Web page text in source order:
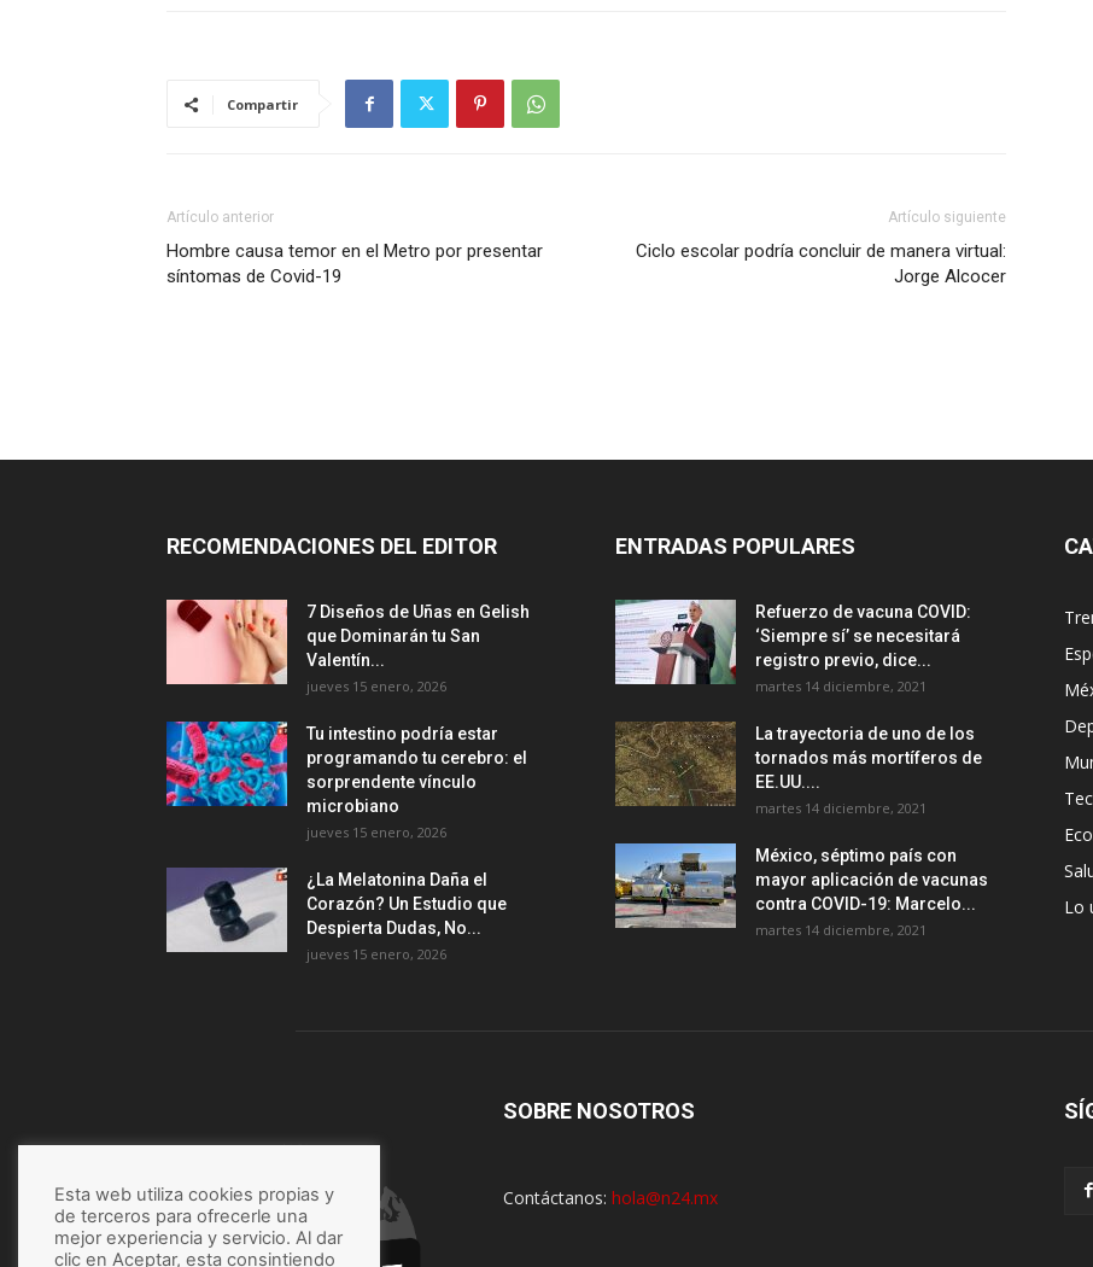
Compartir
Artículo anterior
Hombre causa temor en el Metro por presentar
síntomas de Covid-19
Artículo siguiente
Ciclo escolar podría concluir de manera virtual:
Jorge Alcocer
RECOMENDACIONES DEL EDITOR
7 Diseños de Uñas en Gelish
que Dominarán tu San
Valentín...
jueves 15 enero, 2026
Tu intestino podría estar
programando tu cerebro: el
sorprendente vínculo
microbiano
jueves 15 enero, 2026
¿La Melatonina Daña el
Corazón? Un Estudio que
Despierta Dudas, No...
jueves 15 enero, 2026
ENTRADAS POPULARES
Refuerzo de vacuna COVID:
‘Siempre sí’ se necesitará
registro previo, dice...
martes 14 diciembre, 2021
La trayectoria de uno de los
tornados más mortíferos de
EE.UU....
martes 14 diciembre, 2021
México, séptimo país con
mayor aplicación de vacunas
contra COVID-19: Marcelo...
martes 14 diciembre, 2021
Lo
SOBRE NOSOTROS
Contáctanos: hola@n24.mx
Esta web utiliza cookies propias y
de terceros para ofrecerle una
mejor experiencia y servicio. Al dar
clic en Aceptar, esta consintiendo